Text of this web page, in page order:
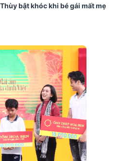
bật khóc khi bé gái mất mẹ